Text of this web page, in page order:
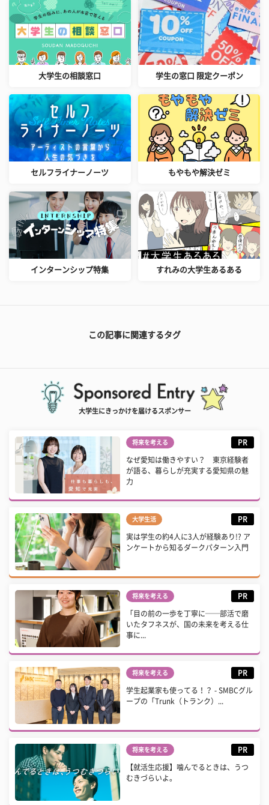
大学生の相談窓口 学生の窓口 限定クーポン
セルフライナーノーツ もやもや解決ゼミ
インターンシップ特集 すれみの大学生あるある
この記事に関連するタグ
大学生にきっかけを届けるスポンサー
将来を考える PR
なぜ愛知は働きやすい？ 東京経験者
が語る、暮らしが充実する愛知県の魅
力
大学生活 PR
実は学生の約4人に3人が経験あり!? ア
ンケートから知るダークパターン入門
将来を考える PR
「目の前の一歩を丁寧に──部活で磨
いたタフネスが、国の未来を考える仕
事に...
将来を考える PR
学生起業家も使ってる！？ - SMBCグル
ープの「Trunk（トランク）...
将来を考える PR
【就活生応援】噛んでるときは、うつ
むきづらいよ。